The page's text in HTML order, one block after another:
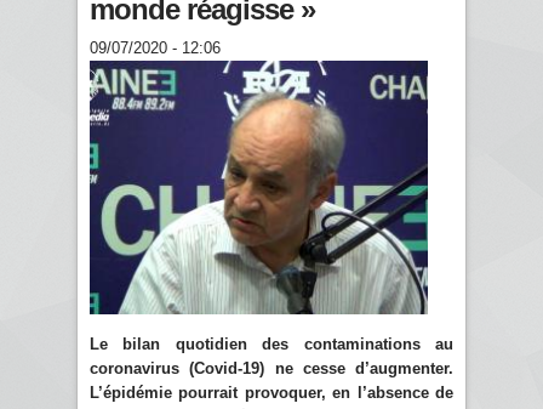
monde réagisse »
09/07/2020 - 12:06
Le bilan quotidien des contaminations au
coronavirus (Covid-19) ne cesse d’augmenter.
L’épidémie pourrait provoquer, en l’absence de